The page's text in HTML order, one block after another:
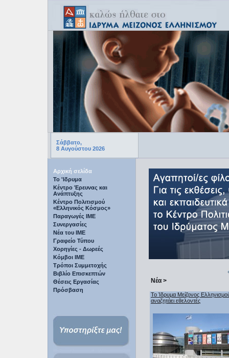
Σάββατο,
8 Αυγούστου 2026
Αρχική σελίδα
Το 'Ιδρυμα
Κέντρο Έρευνας και
Ανάπτυξης
Κέντρο Πολιτισμού
«Ελληνικός Κόσμος»
Παραγωγές IME
Συνεργασίες
Νέα του ΙΜΕ
Γραφείο Τύπου
Χορηγίες - Δωρεές
Κόμβοι ΙΜΕ
Τρόποι Συμμετοχής
Βιβλίο Επισκεπτών
Θέσεις Εργασίας
Πρόσβαση
Νέα >
Το Ίδρυμα Μείζονος
αναζητάει εθελοντές